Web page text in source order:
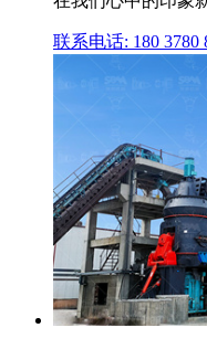
联系电话: 180 3780